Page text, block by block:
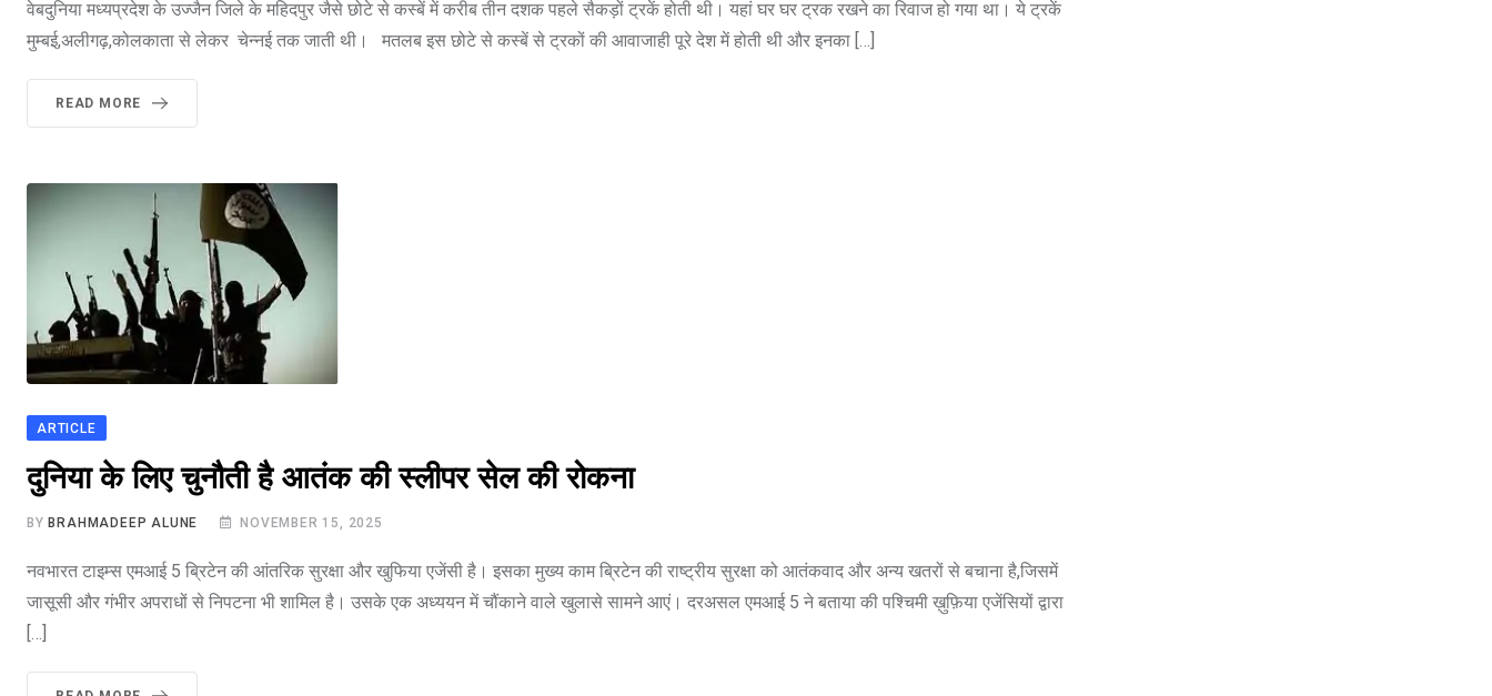
वेबदुनिया मध्यप्रदेश के उज्जैन जिले के महिदपुर जैसे छोटे से कस्बें में करीब तीन दशक पहले सैकड़ों ट्रकें होती थी। यहां घर घर ट्रक रखने का रिवाज हो गया था। ये ट्रकें
मुम्बई,अलीगढ़,कोलकाता से लेकर चेन्नई तक जाती थी। मतलब इस छोटे से कस्बें से ट्रकों की आवाजाही पूरे देश में होती थी और इनका […]
READ MORE
ARTICLE
दुनिया के लिए चुनौती है आतंक की स्लीपर सेल की रोकना
BY BRAHMADEEP ALUNE NOVEMBER 15, 2025
नवभारत टाइम्स एमआई 5 ब्रिटेन की आंतरिक सुरक्षा और खुफिया एजेंसी है। इसका मुख्य काम ब्रिटेन की राष्ट्रीय सुरक्षा को आतंकवाद और अन्य खतरों से बचाना है,जिसमें
जासूसी और गंभीर अपराधों से निपटना भी शामिल है। उसके एक अध्ययन में चौंकाने वाले खुलासे सामने आएं। दरअसल एमआई 5 ने बताया की पश्चिमी ख़ुफ़िया एजेंसियों द्वारा
[…]